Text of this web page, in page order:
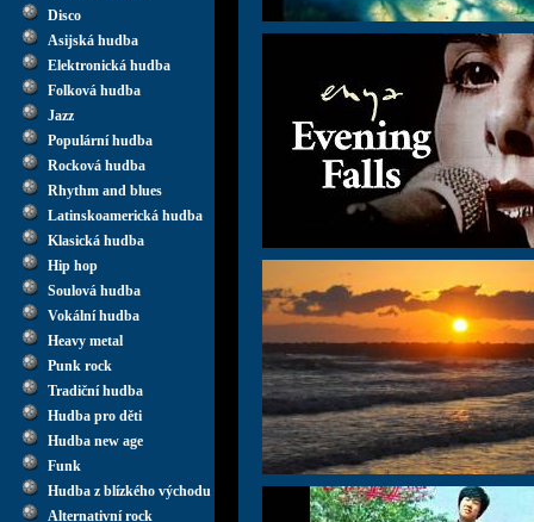
Disco
Asijská hudba
Elektronická hudba
Folková hudba
Jazz
Populární hudba
Rocková hudba
Rhythm and blues
Latinskoamerická hudba
Klasická hudba
Hip hop
Soulová hudba
Vokální hudba
Heavy metal
Punk rock
Tradiční hudba
Hudba pro děti
Hudba new age
Funk
Hudba z blízkého východu
Alternativní rock